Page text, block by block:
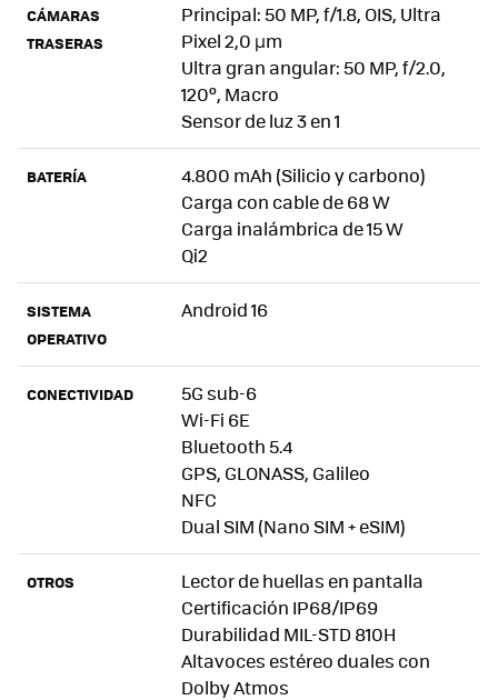
CÁMARAS
TRASERAS
Principal: 50 MP, f/1.8, OIS, Ultra
Pixel 2,0 µm
Ultra gran angular: 50 MP, f/2.0,
120º, Macro
Sensor de luz 3 en 1
BATERÍA
4.800 mAh (Silicio y carbono)
Carga con cable de 68 W
Carga inalámbrica de 15 W
Qi2
SISTEMA
OPERATIVO
Android 16
CONECTIVIDAD
5G sub-6
Wi-Fi 6E
Bluetooth 5.4
GPS, GLONASS, Galileo
NFC
Dual SIM (Nano SIM + eSIM)
OTROS
Lector de huellas en pantalla
Certificación IP68/IP69
Durabilidad MIL-STD 810H
Altavoces estéreo duales con
Dolby Atmos